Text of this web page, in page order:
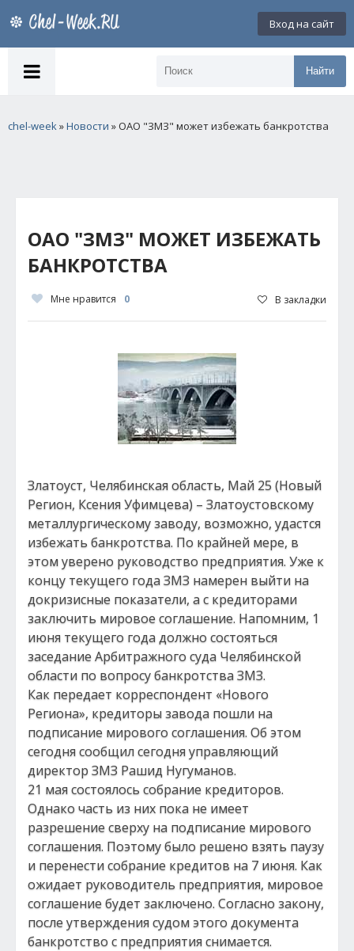
Вход на сайт
Найти
chel-week»Новости » ОАО "ЗМЗ" может избежать банкротства
ОАО "ЗМЗ" МОЖЕТ ИЗБЕЖАТЬ
БАНКРОТСТВА
Мне нравится 0 В закладки
Златоуст, Челябинская область, Май 25 (Новый
Регион, Ксения Уфимцева) – Златоустовскому
металлургическому заводу, возможно, удастся
избежать банкротства. По крайней мере, в
этом уверено руководство предприятия. Уже к
концу текущего года ЗМЗ намерен выйти на
докризисные показатели, а с кредиторами
заключить мировое соглашение. Напомним, 1
июня текущего года должно состояться
заседание Арбитражного суда Челябинской
области по вопросу банкротства ЗМЗ.
Как передает корреспондент «Нового
Региона», кредиторы завода пошли на
подписание мирового соглашения. Об этом
сегодня сообщил сегодня управляющий
директор ЗМЗ Рашид Нугуманов.
21 мая состоялось собрание кредиторов.
Однако часть из них пока не имеет
разрешение сверху на подписание мирового
соглашения. Поэтому было решено взять паузу
и перенести собрание кредитов на 7 июня. Как
ожидает руководитель предприятия, мировое
соглашение будет заключено. Согласно закону,
после утверждения судом этого документа
банкротство с предприятия снимается.